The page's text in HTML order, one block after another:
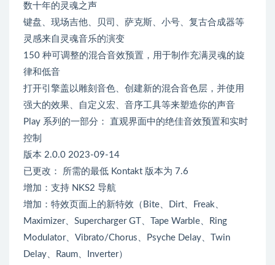
数十年的灵魂之声
键盘、现场吉他、贝司、萨克斯、小号、复古合成器等
灵感来自灵魂音乐的演变
150 种可调整的混合音效预置，用于制作充满灵魂的旋
律和低音
打开引擎盖以雕刻音色、创建新的混合音色层，并使用
强大的效果、自定义宏、音序工具等来塑造你的声音
Play 系列的一部分： 直观界面中的绝佳音效预置和实时
控制
版本 2.0.0 2023-09-14
已更改： 所需的最低 Kontakt 版本为 7.6
增加：支持 NKS2 导航
增加：特效页面上的新特效（Bite、Dirt、Freak、
Maximizer、Supercharger GT、Tape Warble、Ring
Modulator、Vibrato/Chorus、Psyche Delay、Twin
Delay、Raum、Inverter）